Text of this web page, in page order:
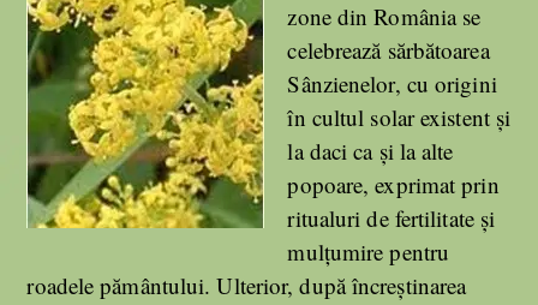
zone din România se
celebrează sărbătoarea
Sânzienelor, cu origini
în cultul solar existent și
la daci ca și la alte
popoare, exprimat prin
ritualuri de fertilitate și
mulțumire pentru
roadele pământului. Ulterior, după încreștinarea